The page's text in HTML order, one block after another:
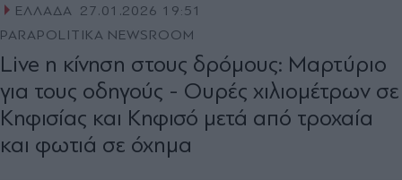
ΕΛΛΑΔΑ 27.01.2026 19:51
PARAPOLITIKA NEWSROOM
Live η κίνηση στους δρόμους: Μαρτύριο
για τους οδηγούς - Ουρές χιλιομέτρων σε
Κηφισίας και Κηφισό μετά από τροχαία
και φωτιά σε όχημα